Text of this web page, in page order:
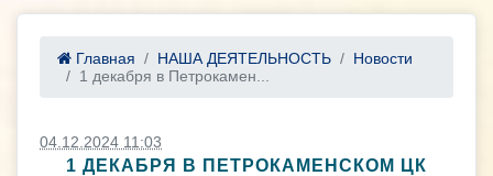
Главная НАША ДЕЯТЕЛЬНОСТЬ
Новости
1 декабря в Петрокамен...
04.12.2024 11:03
1 ДЕКАБРЯ В ПЕТРОКАМЕНСКОМ ЦК